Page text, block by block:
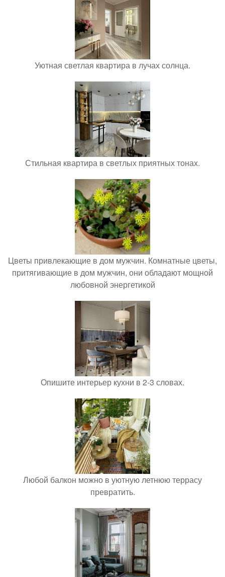
Уютная светлая квартира в лучах солнца.
Стильная квартира в светлых приятных тонах.
Цветы привлекающие в дом мужчин. Комнатные цветы,
притягивающие в дом мужчин, они обладают мощной
любовной энергетикой
Опишите интерьер кухни в 2-3 словах.
Любой балкон можно в уютную летнюю террасу
превратить.